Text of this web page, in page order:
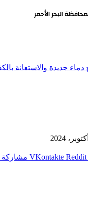
جديدة والاستعانة
مشاركة